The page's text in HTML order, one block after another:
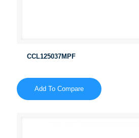
CCL125037MPF
Add To Compare